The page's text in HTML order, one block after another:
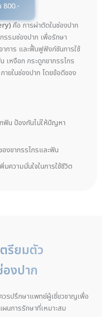
800.-
คือ การผ่าตัดในช่องปาก
รมช่องปาก เพื่อรักษา
าการ และฟื้นฟูฟังก์ชันการใช้
เหงือก กระดูกขากรรไกร
ายในช่องปาก โดยข้อดีของ
ฟัน ป้องกันไม่ให้ปัญหา
งขากรรไกรและฟัน
ความมั่นใจในการใช้ชีวิต
รียมตัว
งปาก
วรปรึกษาแพทย์ผู้เชี่ยวชาญเพื่อ
นการรักษาที่เหมาะสม